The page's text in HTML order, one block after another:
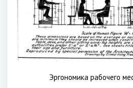
Эргономика рабочего